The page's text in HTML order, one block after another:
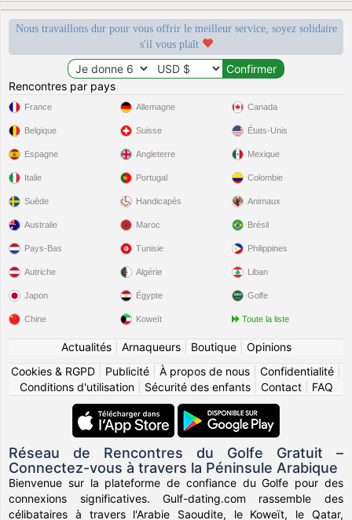
Nous travaillons dur pour vous offrir le meilleur service, soyez solidaire
s'il vous plaît
Rencontres par pays
France
Belgique
Espagne
Italie
Suède
Allemagne
Suisse
Angleterre
Portugal
Handicapés
Canada
États-Unis
Mexique
Colombie
Animaux
Australie
Pays-Bas
Autriche
Japon
Chine
Maroc
Tunisie
Algérie
Égypte
Koweït
Brésil
Philippines
Liban
Golfe
Toute la liste
Actualités| Arnaqueurs| Boutique| Opinions
Cookies & RGPD
Publicité À propos de nous Confidentialité
Conditions d'utilisation| Sécurité des enfants| Contact| FAQ
Réseau de Rencontres du Golfe Gratuit –
Connectez-vous à travers la Péninsule Arabique
Bienvenue sur la plateforme de confiance du Golfe pour des
connexions significatives. Gulf-dating.com rassemble des
célibataires à travers l'Arabie Saoudite, le Koweït, le Qatar,